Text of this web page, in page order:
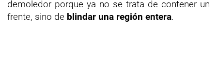
demoledor porque ya no se trata de contener un
frente, sino de blindar una región entera.